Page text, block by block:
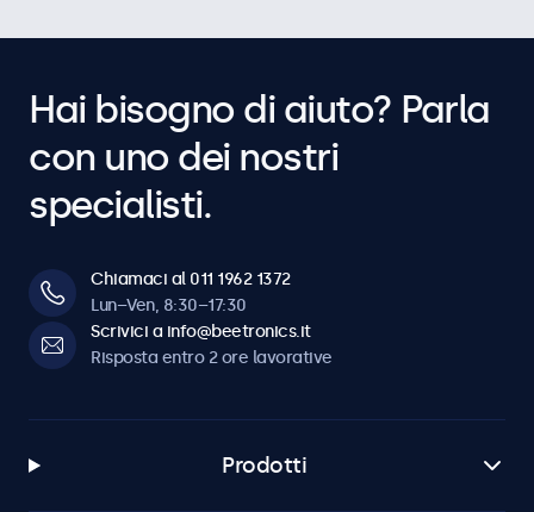
Hai bisogno di aiuto? Parla
con uno dei nostri
specialisti.
Chiamaci al 011 1962 1372
Lun–Ven, 8:30–17:30
Scrivici a info@beetronics.it
Risposta entro 2 ore lavorative
Prodotti